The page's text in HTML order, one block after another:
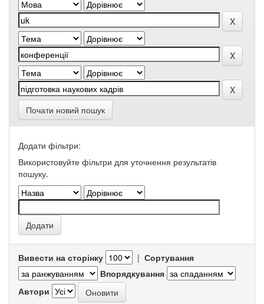
Почати новий пошук
Додати фільтри:
Використовуйте фільтри для уточнення результатів
пошуку.
Вивести на сторінку | Сортування
Впорядкування
Автори